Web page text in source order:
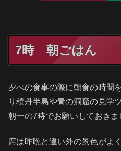
7時 朝ごはん
夕べの食事の際に朝食の時間
り積丹半島や青の洞窟の見学
朝一の7時でお願いしておきま
席は昨晩と違い外の景色がよ